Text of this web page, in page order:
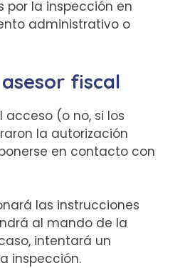
por la inspección en
administrativo o
fiscal
acceso (o no, si los
la autorización
en contacto con
las instrucciones
al mando de la
intentará un
inspección.